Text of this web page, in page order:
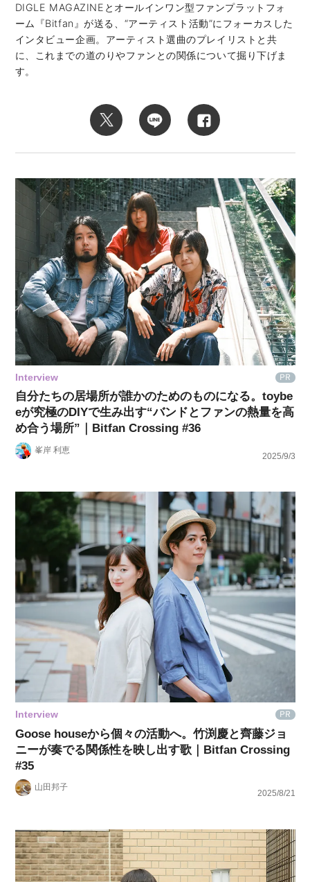
DIGLE MAGAZINEとオールインワン型ファンプラットフォ
ーム『Bitfan』が送る、“アーティスト活動”にフォーカスした
インタビュー企画。アーティスト選曲のプレイリストと共
に、これまでの道のりやファンとの関係について掘り下げま
す。
Interview PR
自分たちの居場所が誰かのためのものになる。toybe
eが究極のDIYで生み出す“バンドとファンの熱量を高
め合う場所”｜Bitfan Crossing #36
峯岸 利恵
2025/9/3
Interview PR
Goose houseから個々の活動へ。竹渕慶と⿑藤ジョ
ニーが奏でる関係性を映し出す歌｜Bitfan Crossing
#35
山田邦子
2025/8/21